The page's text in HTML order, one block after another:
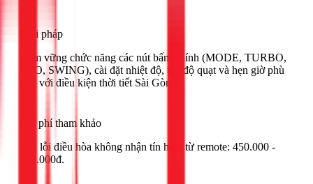
Giải pháp
Nắm vững chức năng các nút bấm chính (MODE, TURBO,
ECO, SWING), cài đặt nhiệt độ, tốc độ quạt và hẹn giờ phù
hợp với điều kiện thời tiết Sài Gòn.
Chi phí tham khảo
Sửa lỗi điều hòa không nhận tín hiệu từ remote: 450.000 -
750.000đ.